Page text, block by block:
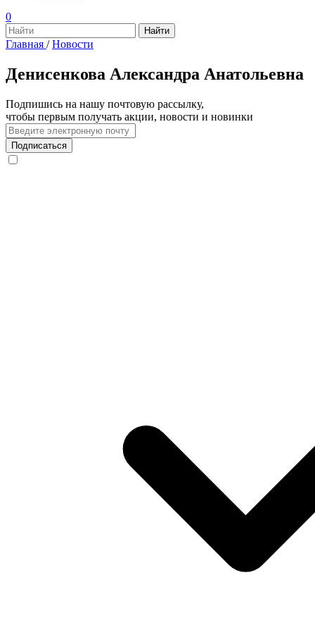
0
Главная / Новости
Денисенкова Александра Анатольевна
Подпишись на нашу почтовую рассылку,
чтобы первым получать акции, новости и новинки
Подписаться